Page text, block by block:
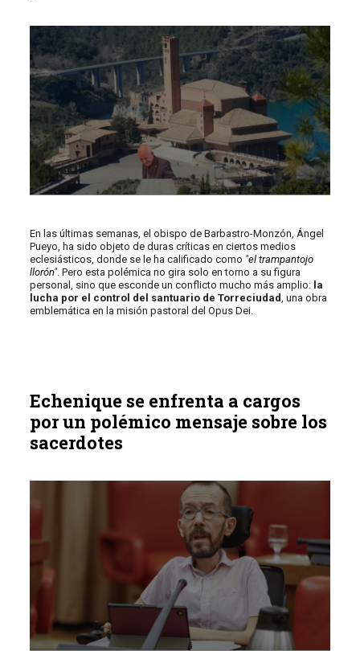
En las últimas semanas, el obispo de Barbastro-Monzón, Ángel
Pueyo, ha sido objeto de duras críticas en ciertos medios
eclesiásticos, donde se le ha calificado como "el trampantojo
llorón". Pero esta polémica no gira solo en torno a su figura
personal, sino que esconde un conflicto mucho más amplio: la
lucha por el control del santuario de Torreciudad, una obra
emblemática en la misión pastoral del Opus Dei.
Echenique se enfrenta a cargos
por un polémico mensaje sobre los
sacerdotes